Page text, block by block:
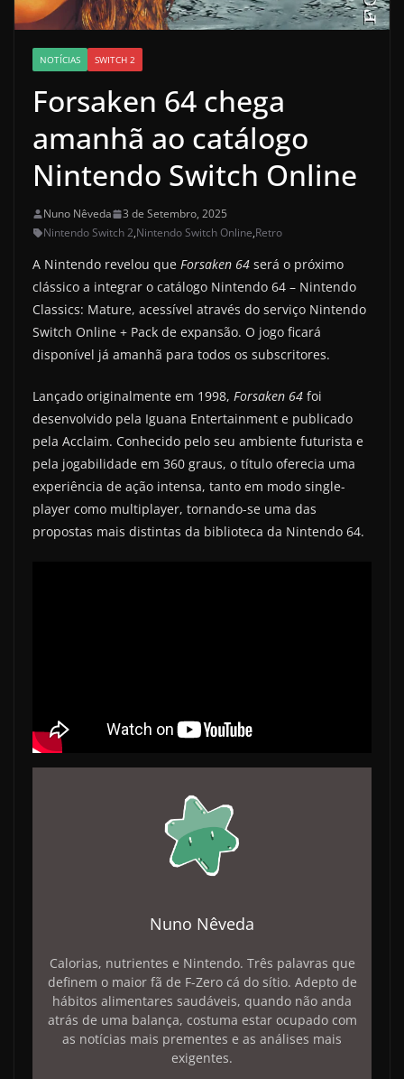
NOTÍCIAS SWITCH 2
Forsaken 64 chega
amanhã ao catálogo
Nintendo Switch Online
Nuno Nêveda
3 de Setembro, 2025
Nintendo Switch 2,Nintendo Switch Online,Retro
A Nintendo revelou que Forsaken 64 será o próximo
clássico a integrar o catálogo Nintendo 64 – Nintendo
Classics: Mature, acessível através do serviço Nintendo
Switch Online + Pack de expansão. O jogo ficará
disponível já amanhã para todos os subscritores.
Lançado originalmente em 1998, Forsaken 64 foi
desenvolvido pela Iguana Entertainment e publicado
pela Acclaim. Conhecido pelo seu ambiente futurista e
pela jogabilidade em 360 graus, o título oferecia uma
experiência de ação intensa, tanto em modo single-
player como multiplayer, tornando-se uma das
propostas mais distintas da biblioteca da Nintendo 64.
Nuno Nêveda
Calorias, nutrientes e Nintendo. Três palavras que
definem o maior fã de F-Zero cá do sítio. Adepto de
hábitos alimentares saudáveis, quando não anda
atrás de uma balança, costuma estar ocupado com
as notícias mais prementes e as análises mais
exigentes.